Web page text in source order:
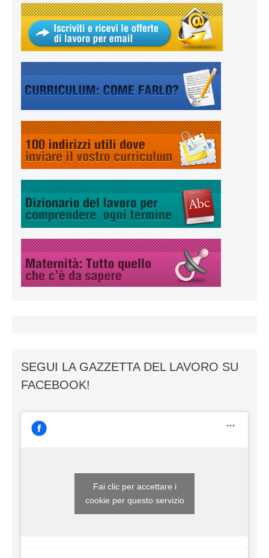
SEGUI LA GAZZETTA DEL LAVORO SU
FACEBOOK!
Fai clic per accettare i
cookie per questo servizio